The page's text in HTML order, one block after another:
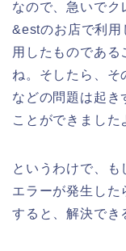
なので、急いでク
&estのお店で利用
用したものである
ね。そしたら、そ
などの問題は起き
ことができました
というわけで、
エラーが発生した
すると、解決でき